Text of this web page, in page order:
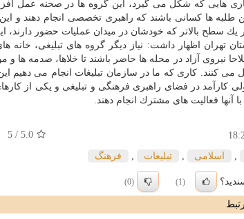
هایی كه شكل می گیرد، این گروه ها در صحنه عمل
طلبه ها كسانی باشند كه راهبری تخصصی انجام
سطح بالاتر كه خودشان در میدان عملیات حضور دارند، این
تهران اظهار داشت: نیاز دیگر گروه های تبلیغی،
نیروی آزاد در محله ها حاضر باشند تا خلاها، صدمه ها و
می كنند. كاری كه ما در سازمان تبلیغات انجام می
كارآمد در فضای راهبری فرهنگی و تبلیغی و یكی از
آنها فعالیت های مشترك انجام دهند.
5.0
/ 5
اسلامی تبلیغات فرهنگ
(1)
(0)